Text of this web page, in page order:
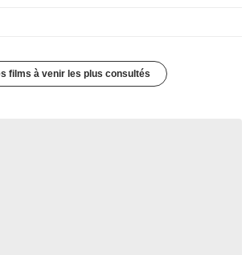
films à venir les plus consultés